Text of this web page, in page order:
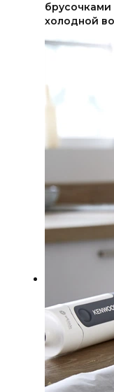
брусочками
холодной